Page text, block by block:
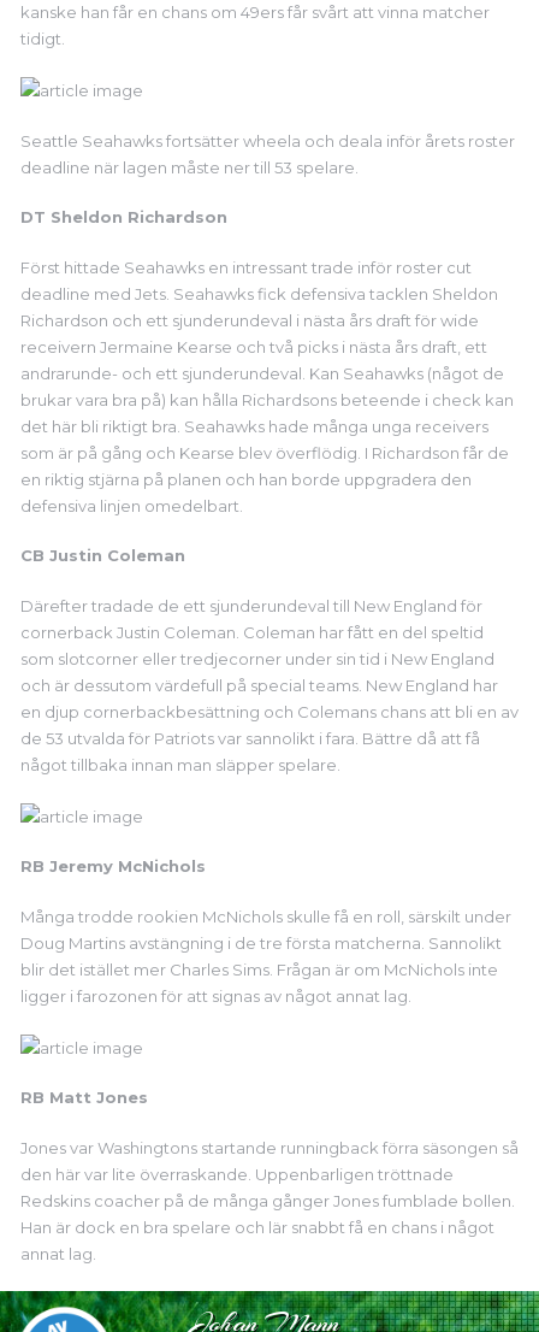
kanske han får en chans om 49ers får svårt att vinna matcher
tidigt.
Seattle Seahawks fortsätter wheela och deala inför årets roster
deadline när lagen måste ner till 53 spelare.
DT Sheldon Richardson
Först hittade Seahawks en intressant trade inför roster cut
deadline med Jets. Seahawks fick defensiva tacklen Sheldon
Richardson och ett sjunderundeval i nästa års draft för wide
receivern Jermaine Kearse och två picks i nästa års draft, ett
andrarunde- och ett sjunderundeval. Kan Seahawks (något de
brukar vara bra på) kan hålla Richardsons beteende i check kan
det här bli riktigt bra. Seahawks hade många unga receivers
som är på gång och Kearse blev överflödig. I Richardson får de
en riktig stjärna på planen och han borde uppgradera den
defensiva linjen omedelbart.
CB Justin Coleman
Därefter tradade de ett sjunderundeval till New England för
cornerback Justin Coleman. Coleman har fått en del speltid
som slotcorner eller tredjecorner under sin tid i New England
och är dessutom värdefull på special teams. New England har
en djup cornerbackbesättning och Colemans chans att bli en av
de 53 utvalda för Patriots var sannolikt i fara. Bättre då att få
något tillbaka innan man släpper spelare.
RB Jeremy McNichols
Många trodde rookien McNichols skulle få en roll, särskilt under
Doug Martins avstängning i de tre första matcherna. Sannolikt
blir det istället mer Charles Sims. Frågan är om McNichols inte
ligger i farozonen för att signas av något annat lag.
RB Matt Jones
Jones var Washingtons startande runningback förra säsongen så
den här var lite överraskande. Uppenbarligen tröttnade
Redskins coacher på de många gånger Jones fumblade bollen.
Han är dock en bra spelare och lär snabbt få en chans i något
annat lag.
Johan Mann